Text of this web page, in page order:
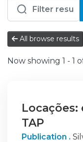
Entities
All browse results
Now showing 1 - 1
TAP
Publication .